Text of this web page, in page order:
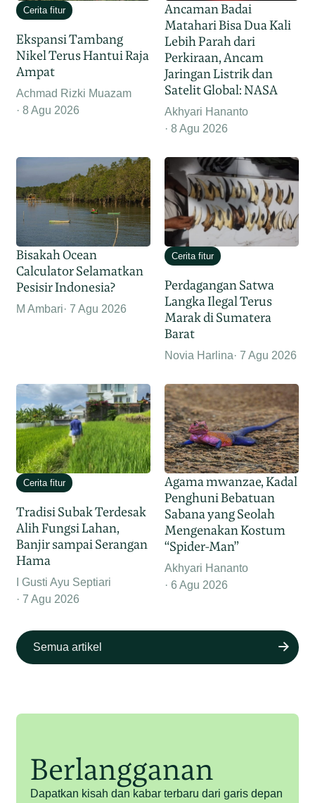
Cerita fitur
Ekspansi Tambang
Nikel Terus Hantui Raja
Ampat
Achmad Rizki Muazam
8 Agu 2026
Ancaman Badai
Matahari Bisa Dua Kali
Lebih Parah dari
Perkiraan, Ancam
Jaringan Listrik dan
Satelit Global: NASA
Akhyari Hananto
8 Agu 2026
Bisakah Ocean
Calculator Selamatkan
Pesisir Indonesia?
M Ambari 7 Agu 2026
Cerita fitur
Perdagangan Satwa
Langka Ilegal Terus
Marak di Sumatera
Barat
Novia Harlina 7 Agu 2026
Cerita fitur
Tradisi Subak Terdesak
Alih Fungsi Lahan,
Banjir sampai Serangan
Hama
I Gusti Ayu Septiari
7 Agu 2026
Agama mwanzae, Kadal
Penghuni Bebatuan
Sabana yang Seolah
Mengenakan Kostum
“Spider-Man”
Akhyari Hananto
6 Agu 2026
Semua artikel
Berlangganan
Dapatkan kisah dan kabar terbaru dari garis depan